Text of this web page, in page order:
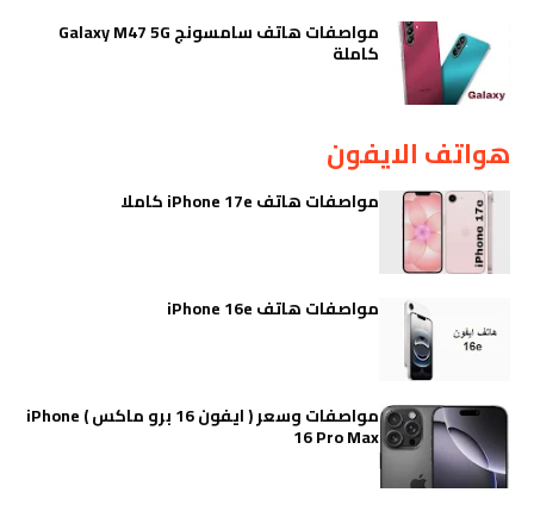
مواصفات هاتف سامسونج Galaxy M47 5G
كاملة
هواتف الايفون
مواصفات هاتف iPhone 17e كاملا
مواصفات هاتف iPhone 16e
مواصفات وسعر ( ايفون 16 برو ماكس ) iPhone
16 Pro Max